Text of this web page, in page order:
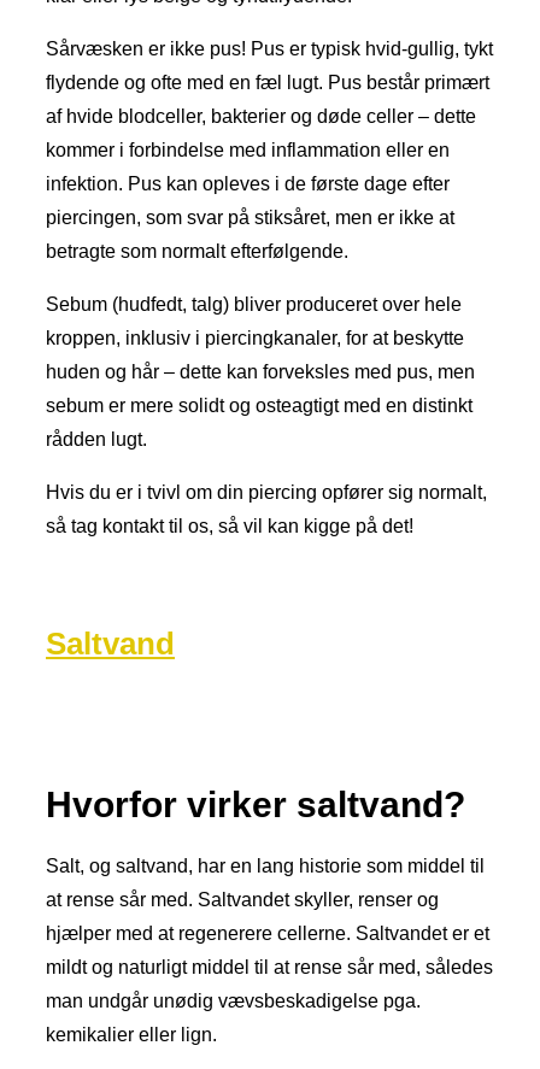
Sårvæsken er ikke pus! Pus er typisk hvid-gullig, tykt
flydende og ofte med en fæl lugt. Pus består primært
af hvide blodceller, bakterier og døde celler – dette
kommer i forbindelse med inflammation eller en
infektion. Pus kan opleves i de første dage efter
piercingen, som svar på stiksåret, men er ikke at
betragte som normalt efterfølgende.
Sebum (hudfedt, talg) bliver produceret over hele
kroppen, inklusiv i piercingkanaler, for at beskytte
huden og hår – dette kan forveksles med pus, men
sebum er mere solidt og osteagtigt med en distinkt
rådden lugt.
Hvis du er i tvivl om din piercing opfører sig normalt,
så tag kontakt til os, så vil kan kigge på det!
Saltvand
Hvorfor virker saltvand?
Salt, og saltvand, har en lang historie som middel til
at rense sår med. Saltvandet skyller, renser og
hjælper med at regenerere cellerne. Saltvandet er et
mildt og naturligt middel til at rense sår med, således
man undgår unødig vævsbeskadigelse pga.
kemikalier eller lign.